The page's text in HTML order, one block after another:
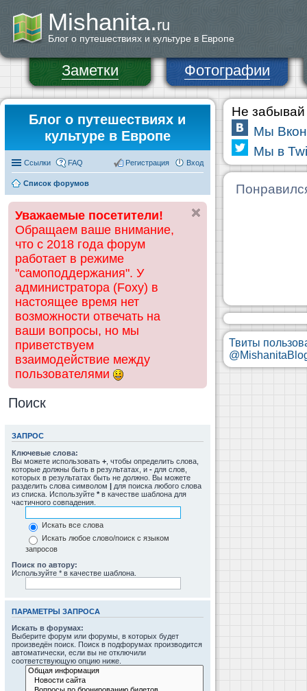
Mishanita.ru
Блог о путешествиях и культуре в Европе
Заметки Фотографии
Блог о путешествиях и
культуре в Европе
Ссылки FAQ Вход
Регистрация
Список форумов
Уважаемые посетители!
Обращаем ваше внимание,
что с 2018 года форум
работает в режиме
"самоподдержания". У
администратора (Foxy) в
настоящее время нет
возможности отвечать на
ваши вопросы, но мы
приветствуем
взаимодействие между
пользователями
Поиск
ЗАПРОС
Ключевые слова:
Вы можете использовать + , чтобы определить слова,
которые должны быть в результатах, и - для слов,
которых в результатах быть не должно. Вы можете
разделить слова символом | для поиска любого слова
из списка. Используйте * в качестве шаблона для
частичного совпадения.
Искать все слова
Искать любое слово/поиск с языком
запросов
Поиск по автору:
Используйте * в качестве шаблона.
ПАРАМЕТРЫ ЗАПРОСА
Искать в форумах:
Выберите форум или форумы, в которых будет
произведён поиск. Поиск в подфорумах производится
автоматически, если вы не отключили
соответствующую опцию ниже.
Не забывай
Мы
Мы в
Твиты